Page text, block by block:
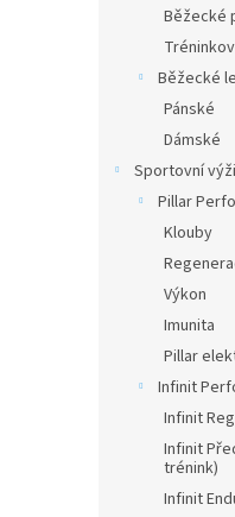
Běžecké
Běžecké
Pánské
Dámské
Sportovní
Pillar
Klouby
Výkon
Imunita
Pillar
Infinit
Infinit
Infinit
trénink)
Infinit